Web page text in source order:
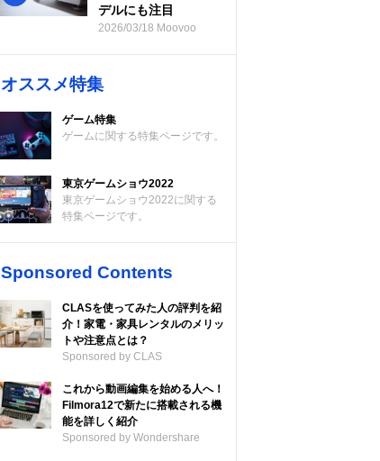
デルにも注目
2026/03/18 Moovoo
オススメ特集
ゲーム特集
ゲームに関する特集ページです。
東京ゲームショウ2022
東京ゲームショウ2022に関する
特集ページです。
Sponsored Contents
CLASを使ってみた人の評判を紹
介！家電・家具レンタルのメリッ
トや注意点とは？
Sponsored by CLAS
これから動画編集を始める人へ！
Filmora12で新たに搭載される機
能を詳しく紹介
Sponsored by Wondershare